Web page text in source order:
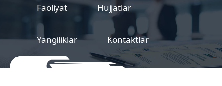
Faoliyat Hujjatlar
Yangiliklar Kontaktlar